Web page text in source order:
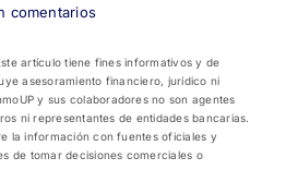
comentarios
artículo tiene fines informativos y de
asesoramiento financiero, jurídico ni
y sus colaboradores no son agentes
ni representantes de entidades bancarias.
la información con fuentes oficiales y
de tomar decisiones comerciales o